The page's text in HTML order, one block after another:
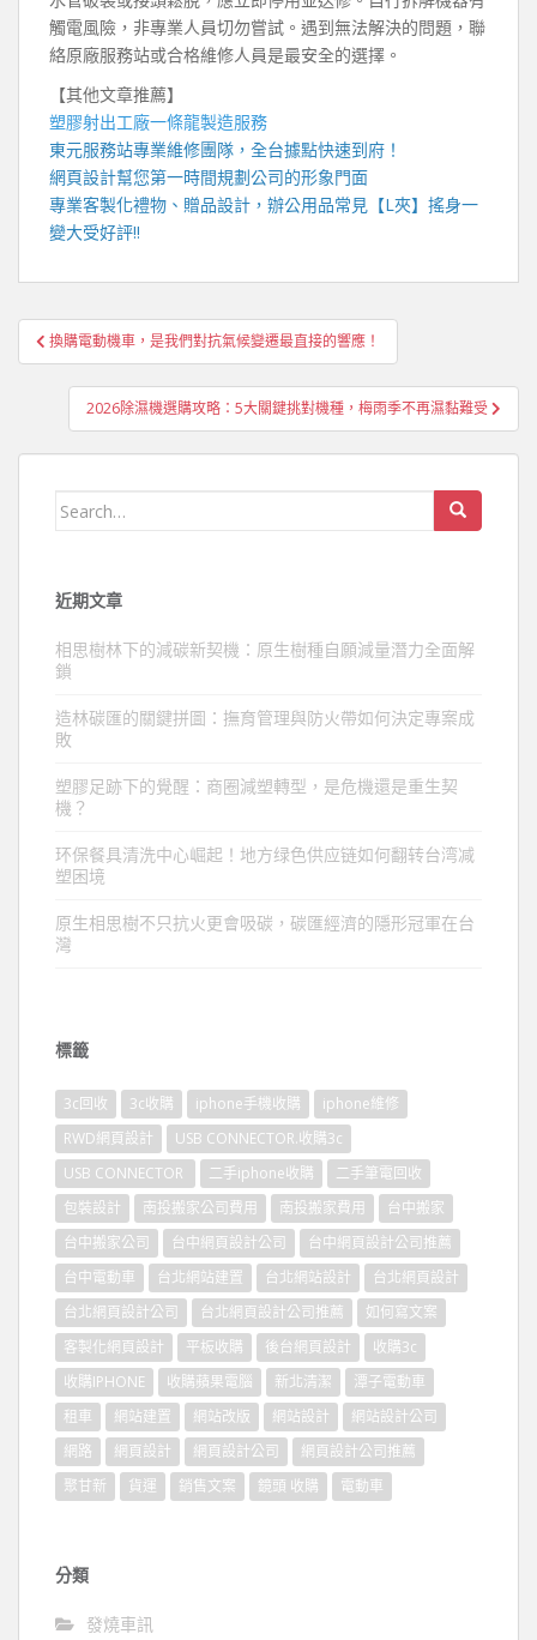
觸電風險，非專業人員切勿嘗試。遇到無法解決的問題，聯
絡原廠服務站或合格維修人員是最安全的選擇。
【其他文章推薦】
塑膠射出工廠一條龍製造服務
東元服務站專業維修團隊，全台據點快速到府！
網頁設計幫您第一時間規劃公司的形象門面
專業客製化禮物、贈品設計，辦公用品常見【L夾】搖身一
變大受好評!!
文
章
換購電動機車，是我們對抗氣候變遷最直接的響應！
2026除濕機選購攻略：5大關鍵挑對機種，梅雨季不再濕黏難受
Search
近期文章
相思樹林下的減碳新契機：原生樹種自願減量潛力全面解
鎖
造林碳匯的關鍵拼圖：撫育管理與防火帶如何決定專案成
敗
塑膠足跡下的覺醒：商圈減塑轉型，是危機還是重生契
機？
环保餐具清洗中心崛起！地方绿色供应链如何翻转台湾减
塑困境
原生相思樹不只抗火更會吸碳，碳匯經濟的隱形冠軍在台
灣
標籤
3c回收 3c收購 iphone手機收購
iphone維修
RWD網頁設計
USB CONNECTOR.收購3c
USB CONNECTOR
二手iphone收購
二手筆電回收
包裝設計
南投搬家公司費用 南投搬家費用
台中搬家
台中搬家公司
台中網頁設計公司
台中網頁設計公司推薦
台中電動車
台北網站建置 台北網站設計
台北網頁設計
台北網頁設計公司
台北網頁設計公司推薦
如何寫文案
客製化網頁設計
平板收購 後台網頁設計
收購3c
收購IPHONE
收購蘋果電腦 新北清潔
潭子電動車
租車
網站建置 網站改版 網站設計
網站設計公司
網路
網頁設計 網頁設計公司
網頁設計公司推薦
聚甘新
貨運 銷售文案 鏡頭 收購 電動車
分類
發燒車訊